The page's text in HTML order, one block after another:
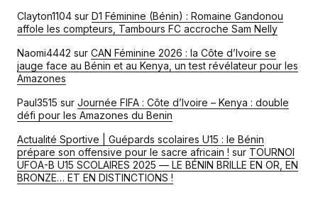
Clayton1104 sur D1 Féminine (Bénin) : Romaine Gandonou
affole les compteurs, Tambours FC accroche Sam Nelly
Naomi4442 sur CAN Féminine 2026 : la Côte d’Ivoire se
jauge face au Bénin et au Kenya, un test révélateur pour les
Amazones
Paul3515 sur Journée FIFA : Côte d’Ivoire – Kenya : double
défi pour les Amazones du Benin
Actualité Sportive | Guépards scolaires U15 : le Bénin
prépare son offensive pour le sacre africain ! sur TOURNOI
UFOA-B U15 SCOLAIRES 2025 — LE BÉNIN BRILLE EN OR, EN
BRONZE… ET EN DISTINCTIONS !